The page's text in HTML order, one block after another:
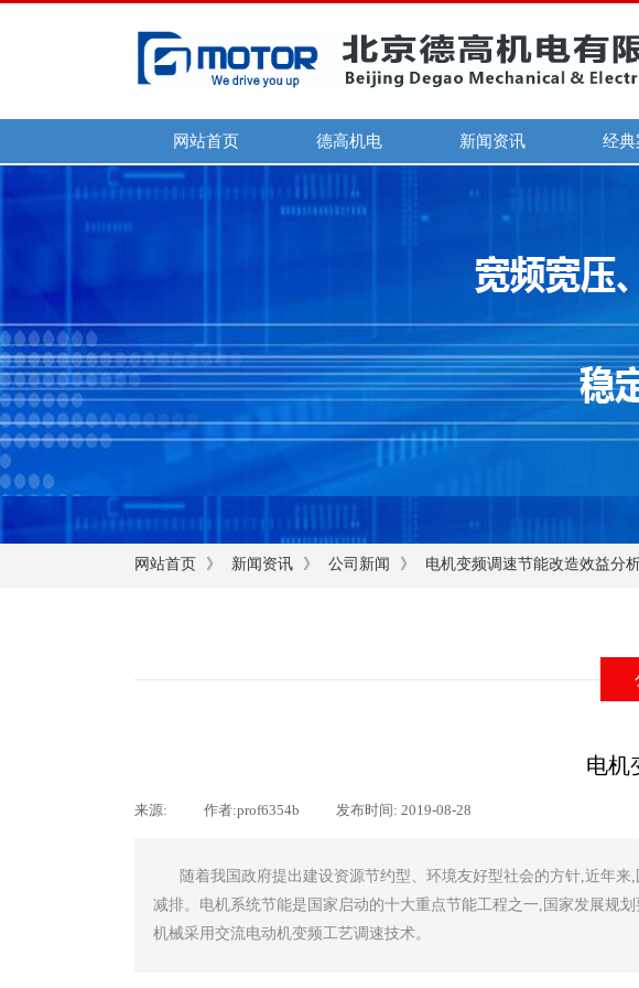
网站首页 德高机电 新闻资讯 经典
网站首页 》 新闻资讯 》 公司新闻 》 电机变频调速节能改造效益分
电机
来源: 作者:prof6354b 发布时间: 2019-08-28
随着我国政府提出建设资源节约型、环境友好型社会的方针,近年
减排。电机系统节能是国家启动的十大重点节能工程之一,国家发展规
机械采用交流电动机变频工艺调速技术。